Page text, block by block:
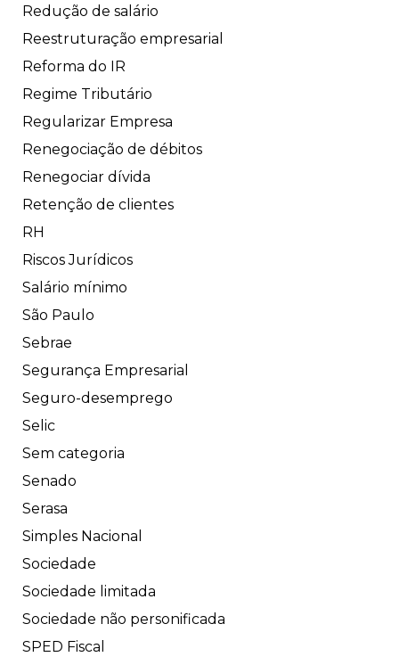
Redução de salário
Reestruturação empresarial
Reforma do IR
Regime Tributário
Regularizar Empresa
Renegociação de débitos
Renegociar dívida
Retenção de clientes
RH
Riscos Jurídicos
Salário mínimo
São Paulo
Sebrae
Segurança Empresarial
Seguro-desemprego
Selic
Sem categoria
Senado
Serasa
Simples Nacional
Sociedade
Sociedade limitada
Sociedade não personificada
SPED Fiscal